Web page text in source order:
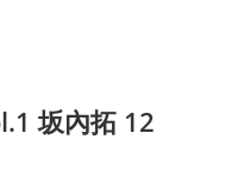
坂內拓 12